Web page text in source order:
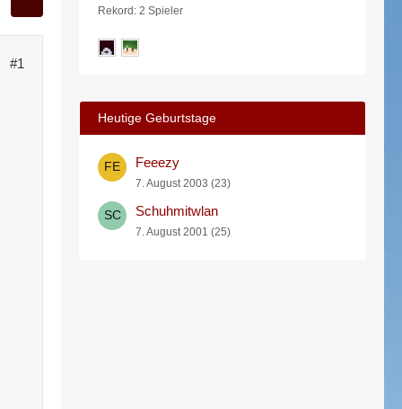
#1
Rekord: 2 Spieler
Heutige Geburtstage
Feeezy
7. August 2003 (23)
Schuhmitwlan
7. August 2001 (25)